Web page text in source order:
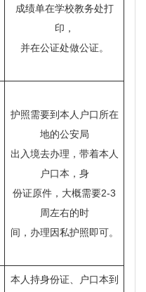
成绩单在学校教务处打
印，
并在公证处做公证。
护照需要到本人户口所在
地的公安局
出入境去办理，带着本人
户口本，身
份证原件，大概需要2-3
周左右的时
间，办理因私护照即可。
本人持身份证、户口本到